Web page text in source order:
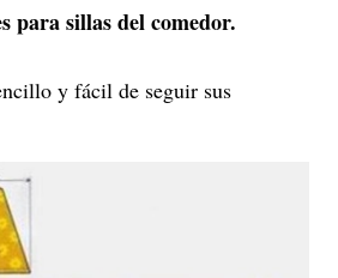
para sillas del comedor.
y fácil de seguir sus